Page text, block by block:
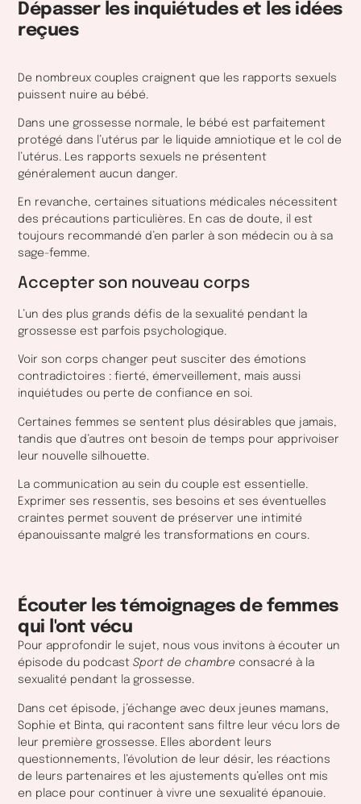
Dépasser les inquiétudes et les idées
reçues
De nombreux couples craignent que les rapports sexuels
puissent nuire au bébé.
Dans une grossesse normale, le bébé est parfaitement
protégé dans l’utérus par le liquide amniotique et le col de
l’utérus. Les rapports sexuels ne présentent
généralement aucun danger.
En revanche, certaines situations médicales nécessitent
des précautions particulières. En cas de doute, il est
toujours recommandé d’en parler à son médecin ou à sa
sage-femme.
Accepter son nouveau corps
L’un des plus grands défis de la sexualité pendant la
grossesse est parfois psychologique.
Voir son corps changer peut susciter des émotions
contradictoires : fierté, émerveillement, mais aussi
inquiétudes ou perte de confiance en soi.
Certaines femmes se sentent plus désirables que jamais,
tandis que d’autres ont besoin de temps pour apprivoiser
leur nouvelle silhouette.
La communication au sein du couple est essentielle.
Exprimer ses ressentis, ses besoins et ses éventuelles
craintes permet souvent de préserver une intimité
épanouissante malgré les transformations en cours.
Écouter les témoignages de femmes
qui l'ont vécu
Pour approfondir le sujet, nous vous invitons à écouter un
épisode du podcastSport de chambre consacré à la
sexualité pendant la grossesse.
Dans cet épisode, j’échange avec deux jeunes mamans,
Sophie et Binta, qui racontent sans filtre leur vécu lors de
leur première grossesse. Elles abordent leurs
questionnements, l’évolution de leur désir, les réactions
de leurs partenaires et les ajustements qu’elles ont mis
en place pour continuer à vivre une sexualité épanouie.